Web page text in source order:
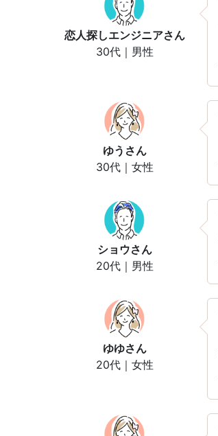
恋人探しエンジニアさん
30代｜男性
ゆう さん
30代｜女性
ショウさん
20代｜男性
ゆゆさん
20代｜女性